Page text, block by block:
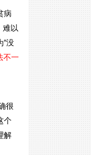
病
难以
“没
不一
很
个
解